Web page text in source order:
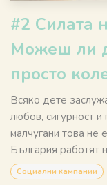
#2 Силата
Можеш ли
просто
Всяко дете
любов, сигурност
малчугани това не
България работят
Социални кампании